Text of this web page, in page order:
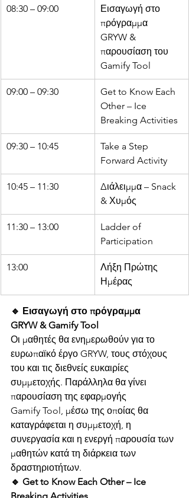
08:30 – 09:00
Εισαγωγή στο
πρόγραμμα
GRYW &
παρουσίαση του
Gamify Tool
09:00 – 09:30
Get to Know Each
Other – Ice
Breaking Activities
09:30 – 10:45
Take a Step
Forward Activity
10:45 – 11:30
Διάλειμμα – Snack
& Χυμός
11:30 – 13:00
Ladder of
Participation
13:00
Λήξη Πρώτης
Ημέρας
🔹 Εισαγωγή στο πρόγραμμα
GRYW & Gamify Tool
Οι μαθητές θα ενημερωθούν για το
ευρωπαϊκό έργο GRYW, τους στόχους
του και τις διεθνείς ευκαιρίες
συμμετοχής. Παράλληλα θα γίνει
παρουσίαση της εφαρμογής
Gamify Tool, μέσω της οποίας θα
καταγράφεται η συμμετοχή, η
συνεργασία και η ενεργή παρουσία των
μαθητών κατά τη διάρκεια των
δραστηριοτήτων.
🔹 Get to Know Each Other – Ice